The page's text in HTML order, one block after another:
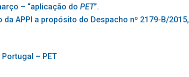
– “aplicação do PET”.
APPI a propósito do Despacho nº 2179-B/2015,
– PET